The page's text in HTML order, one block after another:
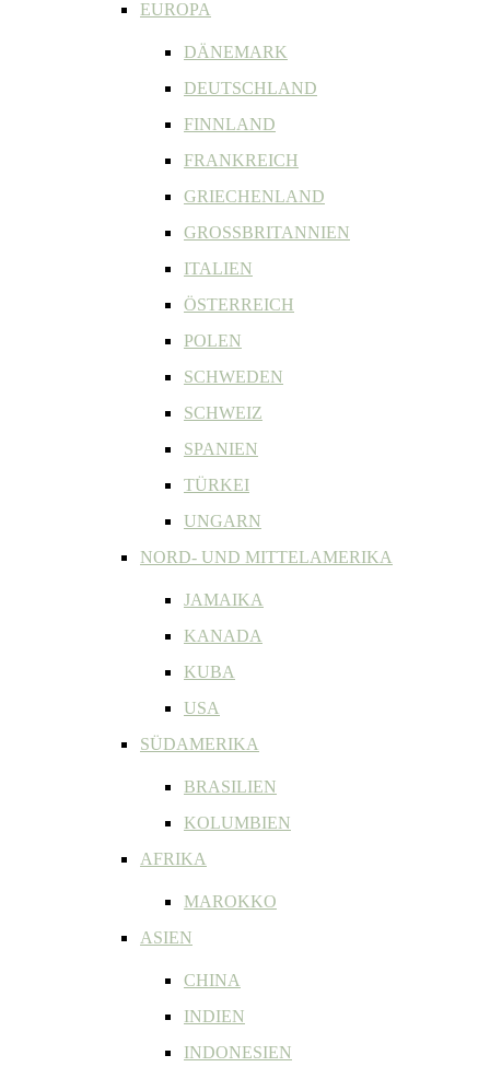
EUROPA
DÄNEMARK
DEUTSCHLAND
FINNLAND
FRANKREICH
GRIECHENLAND
GROSSBRITANNIEN
ITALIEN
ÖSTERREICH
POLEN
SCHWEDEN
SCHWEIZ
SPANIEN
TÜRKEI
UNGARN
NORD- UND MITTELAMERIKA
JAMAIKA
KANADA
KUBA
USA
SÜDAMERIKA
BRASILIEN
KOLUMBIEN
AFRIKA
MAROKKO
ASIEN
CHINA
INDIEN
INDONESIEN